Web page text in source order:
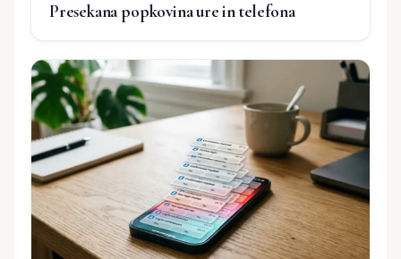
Presekana popkovina ure in telefona